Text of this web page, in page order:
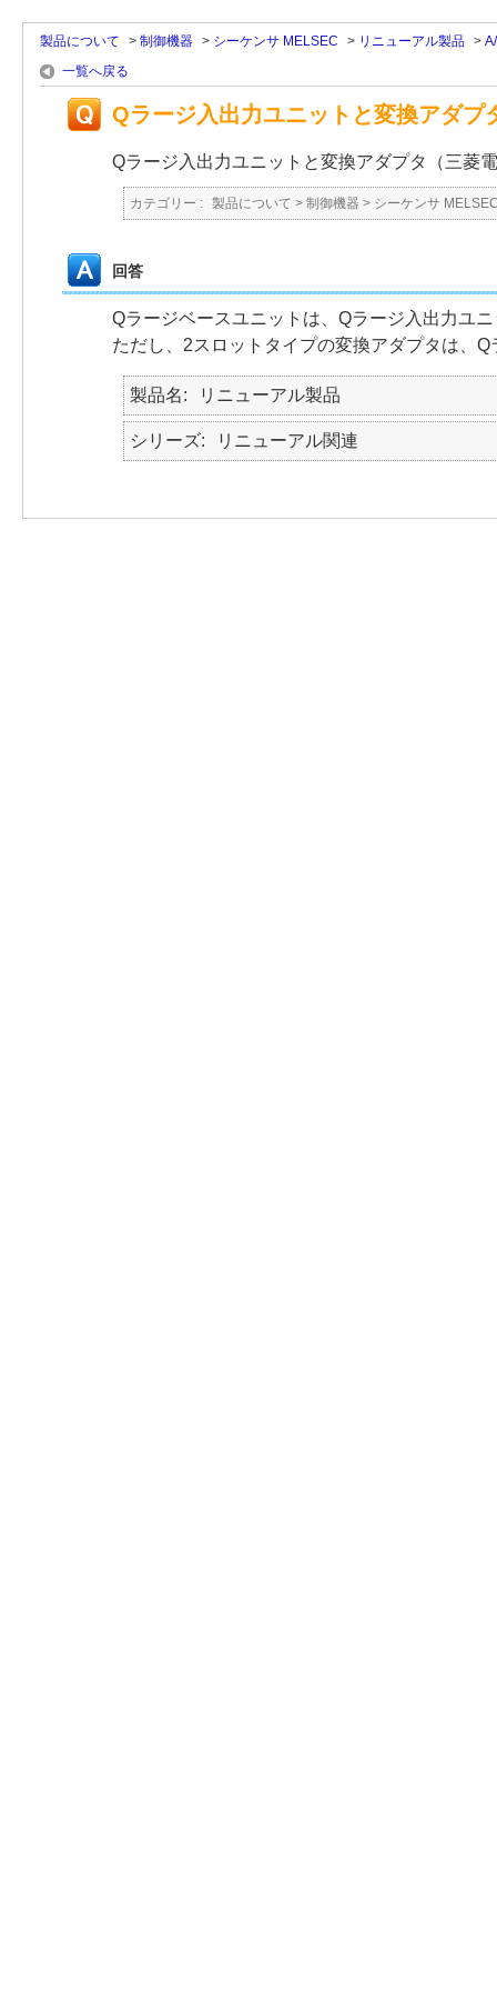
製品について > 制御機器 > シーケンサ MELSEC > リニューアル製品 >
一覧へ戻る
Qラージ入出力ユニットと変換アダプ
Qラージ入出力ユニットと変換アダプタ（三菱
カテゴリー : 製品について > 制御機器 > シーケンサ
回答
Qラージベースユニットは、Qラージ入出力ユ
ただし、2スロットタイプの変換アダプタは、
製品名 リニューアル製品
シリーズ リニューアル関連